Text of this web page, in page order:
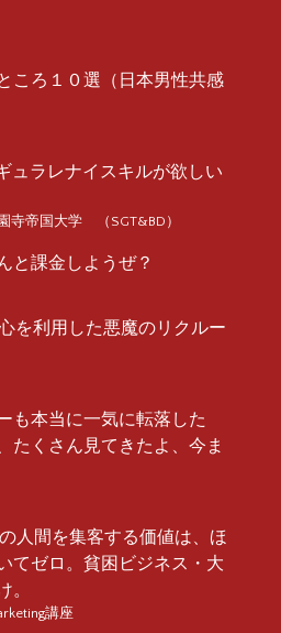
ころ１０選（日本男性共感
ュラレナイスキルが欲しい
寺帝国大学 （SGT&BD）
と課金しようぜ？
を利用した悪魔のリクルー
も本当に一気に転落した
たくさん見てきたよ、今ま
人間を集客する価値は、ほ
てゼロ。貧困ビジネス・大
。
講座